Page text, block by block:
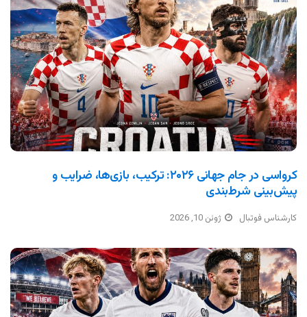
کرواسی در جام جهانی ۲۰۲۶: ترکیب، بازی‌ها، ضرایب و
پیش‌بینی شرط‌بندی
کارشناس فوتبال ژوئن 10, 2026